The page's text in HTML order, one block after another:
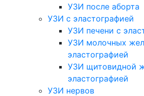
УЗИ после аборта
УЗИ с эластографией
УЗИ печени с
УЗИ молочных
эластографией
УЗИ щитовидной
эластографией
УЗИ нервов